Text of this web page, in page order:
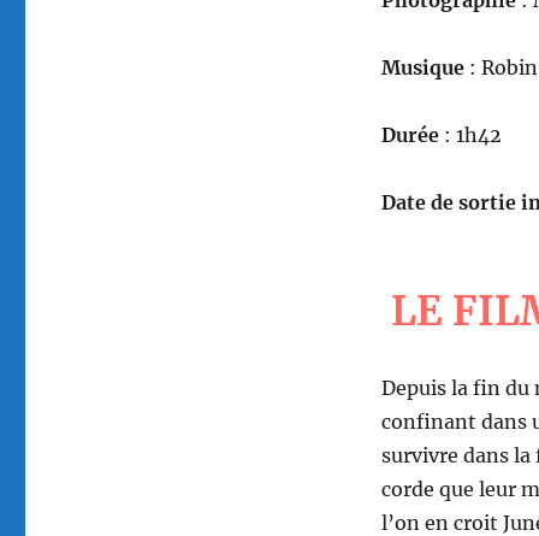
Musique :
Durée: 1h42
Date de sortie
LE
Depuis la fin du
confinant dans
survivre dans
corde que leur
l’on en croit